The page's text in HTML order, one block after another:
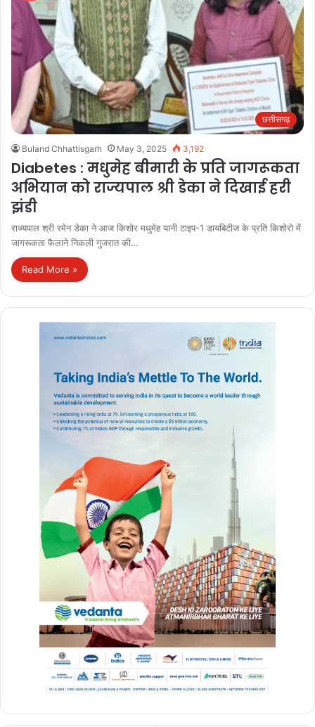
छत्तीसगढ़
Buland Chhattisgarh May 3, 2025 3,192
Diabetes : मधुमेह बीमारी के प्रति जागरूकता
अभियान को राज्यपाल श्री डेका ने दिखाई हरी
झंडी
राज्यपाल श्री रमेन डेका ने आज किशोर मधुमेह यानी टाइप-1 डायबिटीज के प्रति किशोरो में
जागरूकता फैलाने निकली गुजरात की…
Read More »